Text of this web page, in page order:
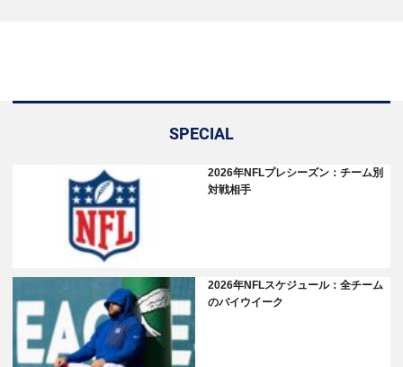
SPECIAL
2026年NFLプレシーズン：チーム別
対戦相手
2026年NFLスケジュール：全チーム
のバイウイーク